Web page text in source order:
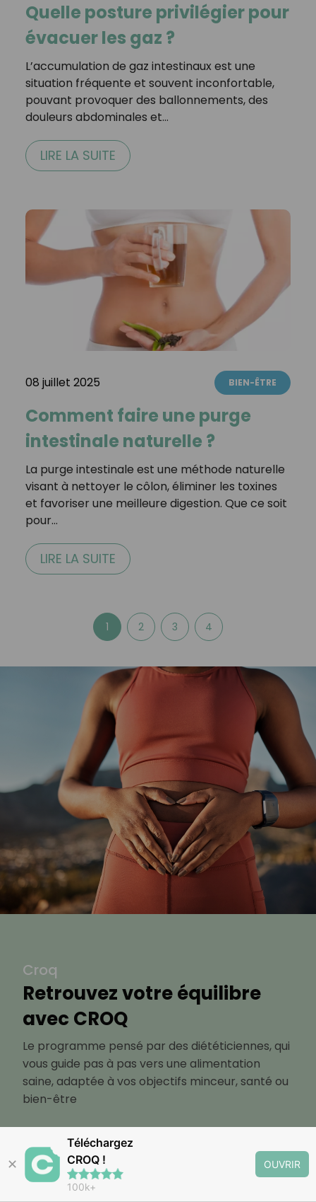
Quelle posture privilégier pour
évacuer les gaz ?
L’accumulation de gaz intestinaux est une
situation fréquente et souvent inconfortable,
pouvant provoquer des ballonnements, des
douleurs abdominales et…
LIRE LA SUITE
08 juillet 2025 BIEN-ÊTRE
Comment faire une purge
intestinale naturelle ?
La purge intestinale est une méthode naturelle
visant à nettoyer le côlon, éliminer les toxines
et favoriser une meilleure digestion. Que ce soit
pour…
LIRE LA SUITE
1 2 3 4
Croq
Retrouvez votre équilibre
avec CROQ
Le programme pensé par des diététiciennes, qui
vous guide pas à pas vers une alimentation
saine, adaptée à vos objectifs minceur, santé ou
bien-être
Découvrir
✕
Téléchargez
CROQ !
100k+
OUVRIR